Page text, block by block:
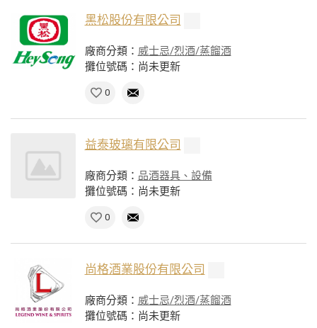
黑松股份有限公司
廠商分類： 威士忌/烈酒/蒸餾酒
攤位號碼：尚未更新
0
益泰玻璃有限公司
廠商分類： 品酒器具、設備
攤位號碼：尚未更新
0
尚格酒業股份有限公司
廠商分類： 威士忌/烈酒/蒸餾酒
攤位號碼：尚未更新